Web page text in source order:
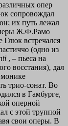
опер
сопровождал
их путь лежал
Ж.Ф.Рамо
встречался
(одно из
, – пьеса на
восстания), дал
трио-сонат. Во
в Гамбурге,
оперной
с этой труппой
свои оперы. В